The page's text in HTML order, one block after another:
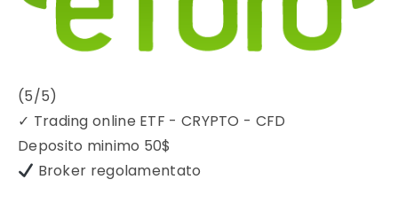
(5/5)
✓ Trading online ETF - CRYPTO - CFD
Deposito minimo 50$
Broker regolamentato